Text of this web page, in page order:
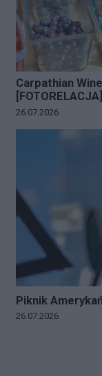
Carpathian
[FOTORELACJA]
Data dodania galerii:
26.07.2026
Piknik
Data dodania galerii:
26.07.2026